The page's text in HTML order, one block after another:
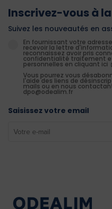
Inscrivez-vous à
Suivez les nouveautés en
En fournissant votre
recevoir la lettre
reconnaissez avoir pris
confidentialité traitement
personnelles en cliquant ici
Vous pourrez vous
l'aide des liens de
mails ou en nous
dpo@odealim.fr
Saisissez votre email